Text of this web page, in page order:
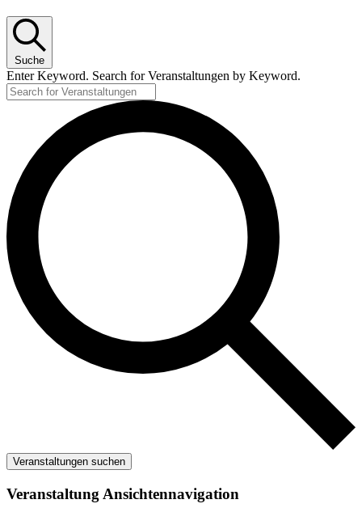
Dezember
2025
Suche
Enter Keyword. Search for Veranstaltungen by Keyword.
Veranstaltungen suchen
Veranstaltung Ansichtennavigation